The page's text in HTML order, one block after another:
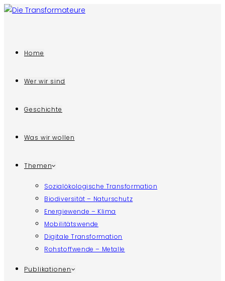
Zum
Home
Wer wir sind
Geschichte
Was wir wollen
Themen
Sozialökologische Transformation
Biodiversität – Naturschutz
Energiewende – Klima
Mobilitätswende
Digitale Transformation
Rohstoffwende – Metalle
Publikationen